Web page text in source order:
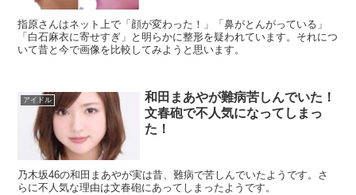
指原さんはネット上で「顔が変わった！」「鼻がとんがっている」
「白石麻衣に寄せすぎ」と明らかに整形を疑われています。それにつ
いて昔と今で画像を比較してみようと思います。
アイドル
和田まあやが難病苦しんでいた！
文春砲で不人気になってしまっ
た！
乃木坂46の和田まあやが実は昔、難病で苦しんでいたようです。さ
らに不人気な理由は文春砲にあってしまったようです。